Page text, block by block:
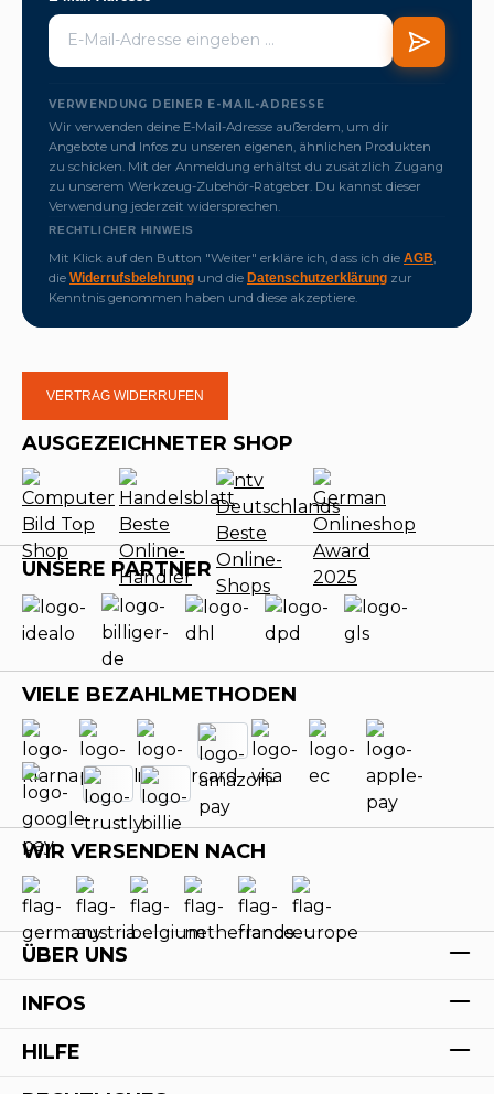
VERWENDUNG DEINER E-MAIL-ADRESSE
Wir verwenden deine E-Mail-Adresse außerdem, um dir
Angebote und Infos zu unseren eigenen, ähnlichen Produkten
zu schicken. Mit der Anmeldung erhältst du zusätzlich Zugang
zu unserem Werkzeug-Zubehör-Ratgeber. Du kannst dieser
Verwendung jederzeit widersprechen.
RECHTLICHER HINWEIS
Mit Klick auf den Button "Weiter" erkläre ich, dass ich die AGB
die Widerrufsbelehrung und die Datenschutzerklärung zur
Kenntnis genommen haben und diese akzeptiere.
VERTRAG WIDERRUFEN
AUSGEZEICHNETER SHOP
UNSERE PARTNER
VIELE BEZAHLMETHODEN
WIR VERSENDEN NACH
ÜBER UNS
INFOS
HILFE